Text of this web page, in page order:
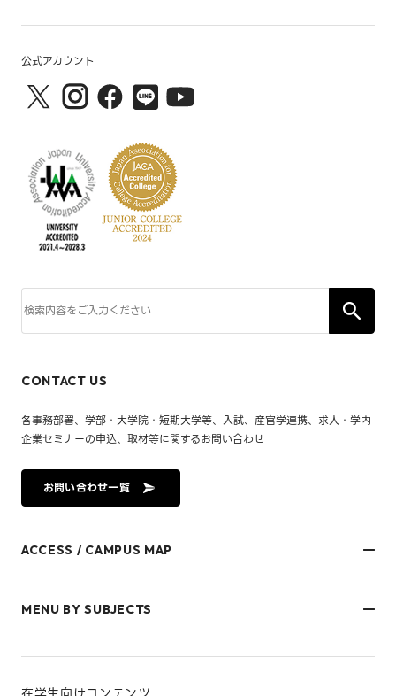
公式アカウント
CONTACT US
各事務部署、学部・大学院・短期大学等、入試、産官学連携、求人・学内
企業セミナーの申込、取材等に関するお問い合わせ
お問い合わせ一覧
ACCESS / CAMPUS MAP
御幸キャンパス(運動施設)
キャンパスマップ
MENU BY SUBJECTS
在学生・保護者のみなさま